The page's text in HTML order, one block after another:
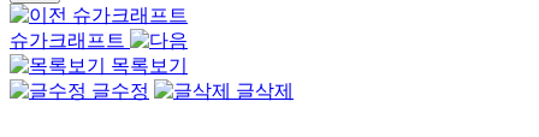
슈가크래프트
슈가크래프트
목록보기
글수정
글삭제